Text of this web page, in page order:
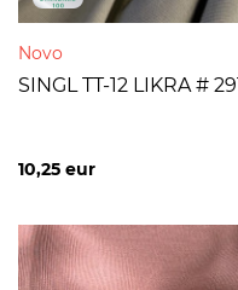
Novo
SINGL TT-12 LIKRA #
10,25 eur